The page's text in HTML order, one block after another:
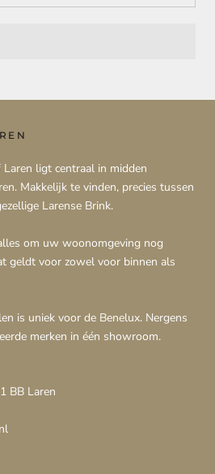
ligt centraal in midden
Makkelijk te vinden, precies tussen
Larense Brink.
om uw woonomgeving nog
geldt voor zowel voor binnen als
is uniek voor de Benelux. Nergens
merken in één showroom.
BB Laren